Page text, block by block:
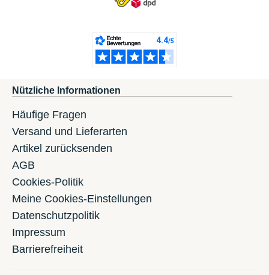
Nützliche Informationen
Häufige Fragen
Versand und Lieferarten
Artikel zurücksenden
AGB
Cookies-Politik
Meine Cookies-Einstellungen
Datenschutzpolitik
Impressum
Barrierefreiheit